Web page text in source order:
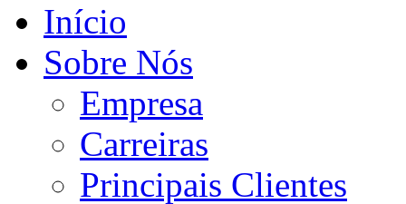
Início
Sobre Nós
Empresa
Carreiras
Principais Clientes